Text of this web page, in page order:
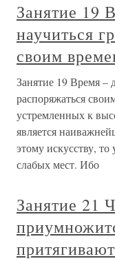
Занятие 19
научиться
своим
Занятие 19 Время –
распоряжаться
устремленных к
является
этому искусству, то
слабых мест. Ибо
Занятие 21